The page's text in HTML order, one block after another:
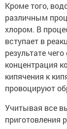
Кроме того,
различным
хлором. В
вступает в
результате
концентрация
кипячения к
провоцируют
Учитывая все
приготовления